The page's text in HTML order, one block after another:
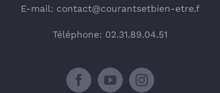
E-mail: contact@courantsetbien-etre.f
Téléphone: 02.31.89.04.51